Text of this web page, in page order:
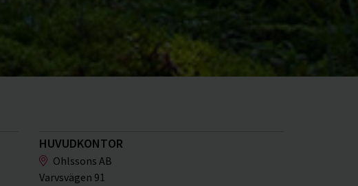
HUVUDKONTOR
Ohlssons AB
Varvsvägen 91